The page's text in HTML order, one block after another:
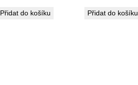
Přidat do košíku Přidat do košíku